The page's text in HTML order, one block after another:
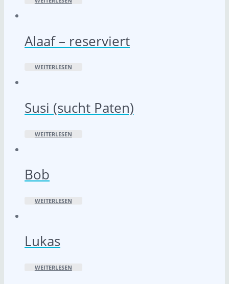
Alaaf – reserviert
WEITERLESEN
Susi (sucht Paten)
WEITERLESEN
Bob
WEITERLESEN
Lukas
WEITERLESEN